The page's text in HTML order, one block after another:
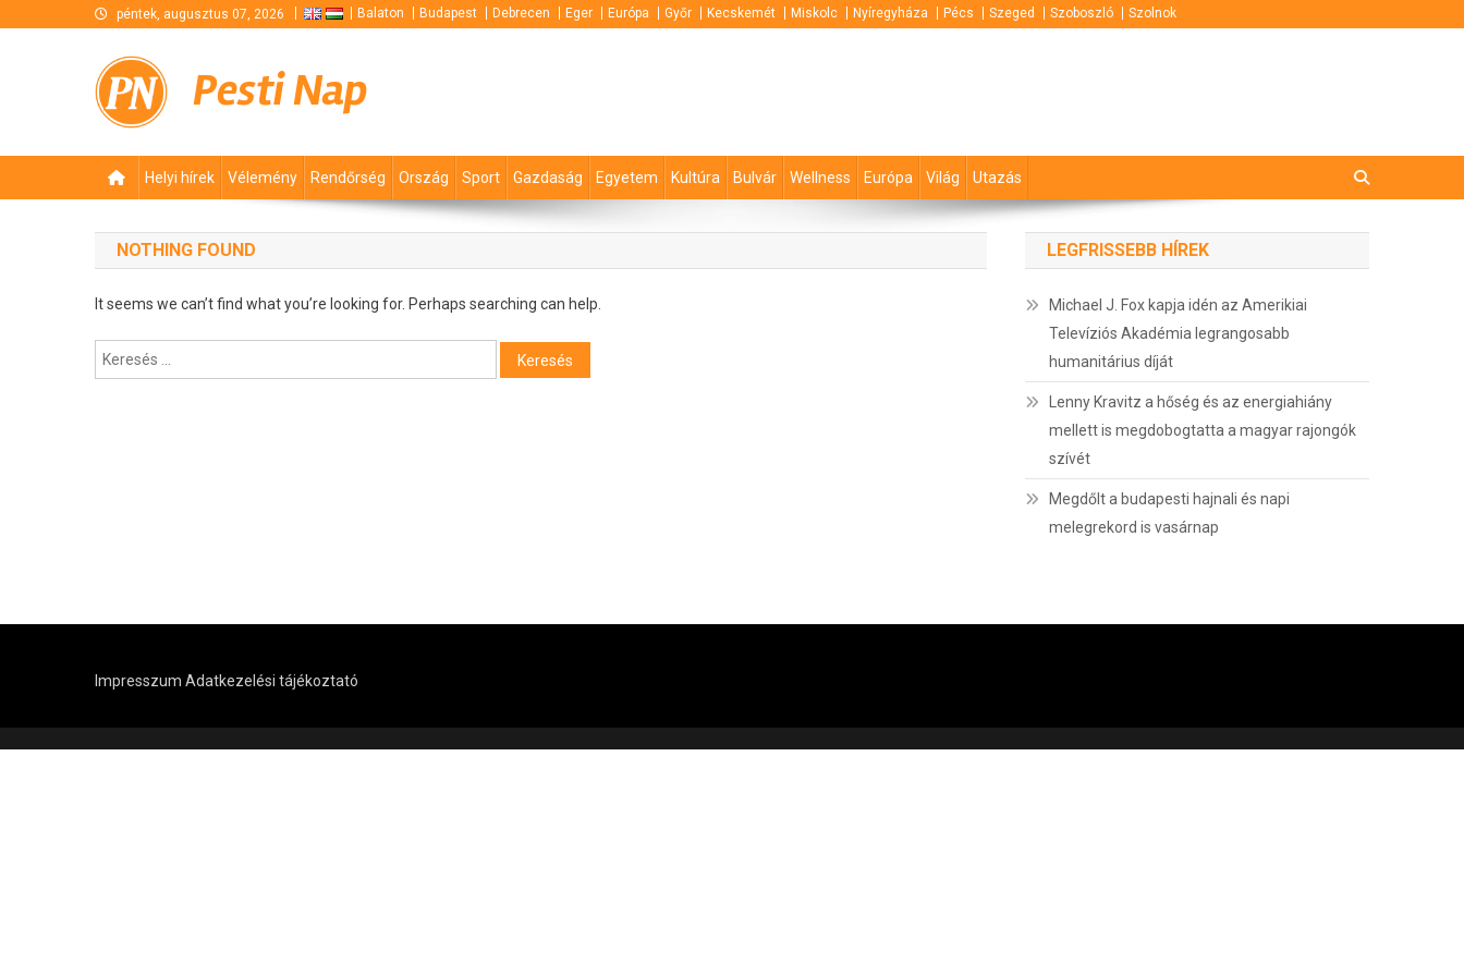
péntek, augusztus 07, 2026 Balaton Budapest Debrecen Eger Európa Győr Kecskemét Miskolc Nyíregyháza Pécs Szeged Szoboszló Szolnok
Pesti Nap
Helyi hírek Vélemény Rendőrség Ország Sport Gazdaság Egyetem Kultúra Bulvár Wellness Európa Világ Utazás
NOTHING FOUND
It seems we can’t find what you’re looking for. Perhaps searching can help.
Keresés:
LEGFRISSEBB HÍREK
Michael J. Fox kapja idén az Amerikiai
Televíziós Akadémia legrangosabb
humanitárius díját
Lenny Kravitz a hőség és az energiahiány
mellett is megdobogtatta a magyar rajongók
szívét
Megdőlt a budapesti hajnali és napi
melegrekord is vasárnap
Impresszum Adatkezelési tájékoztató